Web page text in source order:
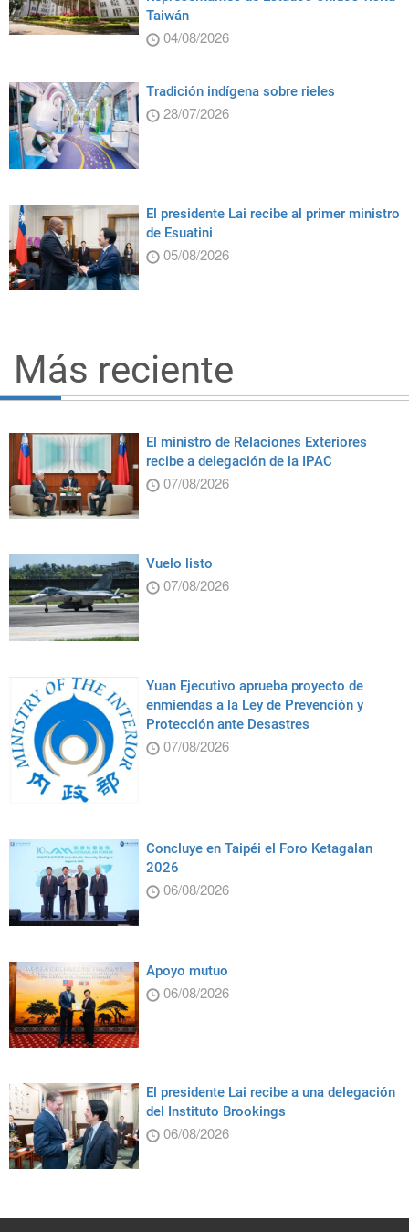
Taiwán
04/08/2026
Tradición indígena sobre rieles
28/07/2026
El presidente Lai recibe al primer ministro
de Esuatini
05/08/2026
Más reciente
El ministro de Relaciones Exteriores
recibe a delegación de la IPAC
07/08/2026
Vuelo listo
07/08/2026
Yuan Ejecutivo aprueba proyecto de
enmiendas a la Ley de Prevención y
Protección ante Desastres
07/08/2026
Concluye en Taipéi el Foro Ketagalan
2026
06/08/2026
Apoyo mutuo
06/08/2026
El presidente Lai recibe a una delegación
del Instituto Brookings
06/08/2026